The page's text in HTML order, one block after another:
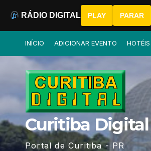
INÍCIO ADICIONAR EVENTO HOTÉIS
Curitiba Digital
Portal de Curitiba - PR
RÁDIO DIGITAL PLAY PARAR